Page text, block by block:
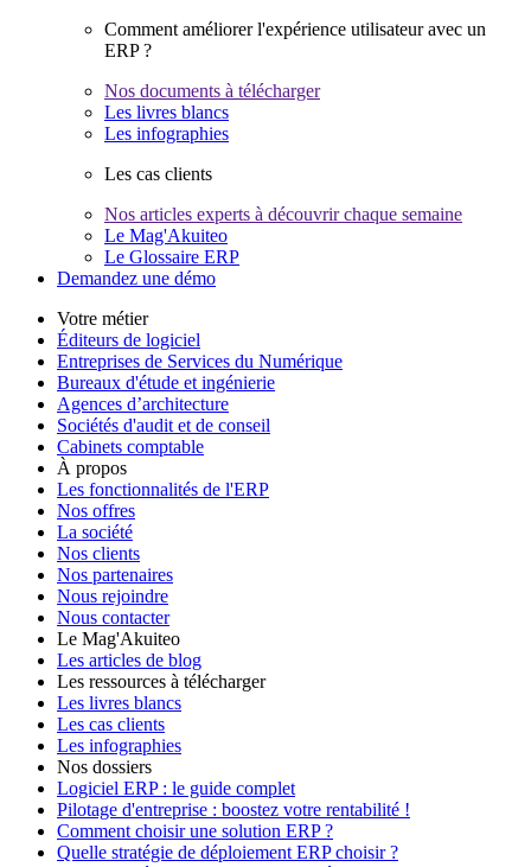
Comment améliorer l'expérience utilisateur avec un
ERP ?
Nos documents à télécharger
Les livres blancs
Les infographies
Les cas clients
Nos articles experts à découvrir chaque semaine
Le Mag'Akuiteo
Le Glossaire ERP
Demandez une démo
Votre métier
Éditeurs de logiciel
Entreprises de Services du Numérique
Bureaux d'étude et ingénierie
Agences d’architecture
Sociétés d'audit et de conseil
Cabinets comptable
À propos
Les fonctionnalités de l'ERP
Nos offres
La société
Nos clients
Nos partenaires
Nous rejoindre
Nous contacter
Le Mag'Akuiteo
Les articles de blog
Les ressources à télécharger
Les livres blancs
Les cas clients
Les infographies
Nos dossiers
Logiciel ERP : le guide complet
Pilotage d'entreprise : boostez votre rentabilité !
Comment choisir une solution ERP ?
Quelle stratégie de déploiement ERP choisir ?